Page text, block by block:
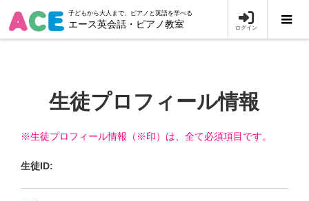
子どもから大人まで、ピアノと英語を学べる
エース英会話・ピアノ教室 ログイン
生徒プロフィール情報
※生徒プロフィール情報（※印）は、全て必須項目です。
生徒ID: